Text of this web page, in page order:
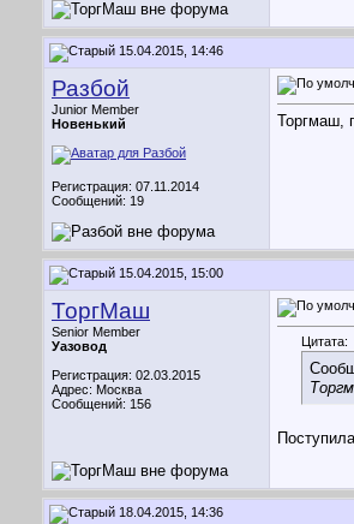
15.04.2015, 14:46
Разбой
Junior Member
Новенький
Регистрация: 07.11.2014
Сообщений: 19
Торгмаш,
15.04.2015, 15:00
ТоргМаш
Senior Member
Уазовод
Регистрация: 02.03.2015
Адрес: Москва
Сообщений: 156
Цитата:
18.04.2015, 14:36